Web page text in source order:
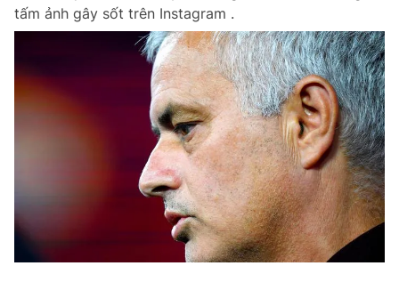
tấm ảnh gây sốt trên Instagram .